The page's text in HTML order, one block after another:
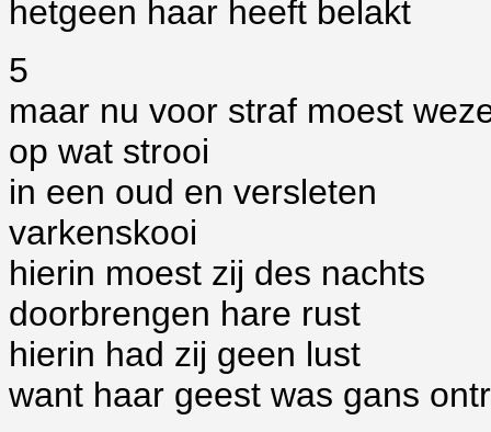
hetgeen haar heeft belakt
5
maar nu voor straf moest
op wat strooi
in een oud en versleten
varkenskooi
hierin moest zij des nachts
doorbrengen hare rust
hierin had zij geen lust
want haar geest was gans